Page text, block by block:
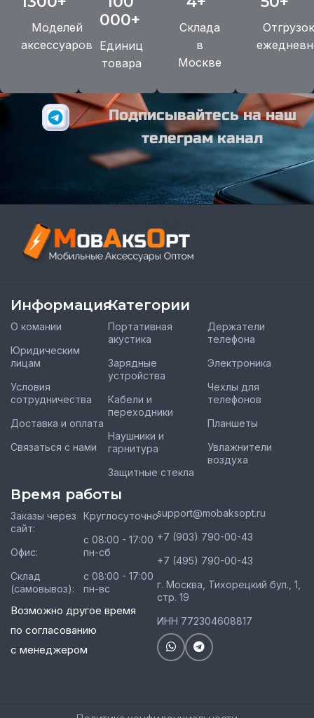
Моделей
аксессуаров
000+
Единиц
товара
Склада
в
Москве
Отгрузок
Подписывайтесь на наш
телеграм канал
Информация
О комании
Юридическим
лицам
Условия
сотрудничества
Доставка и оплата
Связаться с нами
Категории
Портативная
акустика
Зарядные
устройства
Кабели и
переходники
Наушники и
гарнитура
Защитные стекла
Держатели
телефона
Электроника
Чехлы для
телефонов
Планшеты
Увлажнители
воздуха
Время работы
Заказы через
сайт:
Офис:
Склад
(самовывоз):
Круглосуточно
с 08:00 - 17:00
пн-сб
с 08:00 - 17:00
пн-вс
Возможно другое время
по согласованию
с менеджером
support@mobaksopt.ru
+7 (903) 790-00-43
+7 (495) 790-00-43
г. Москва, Тихорецкий бул., 1,
стр. 19
ИНН 772304608817